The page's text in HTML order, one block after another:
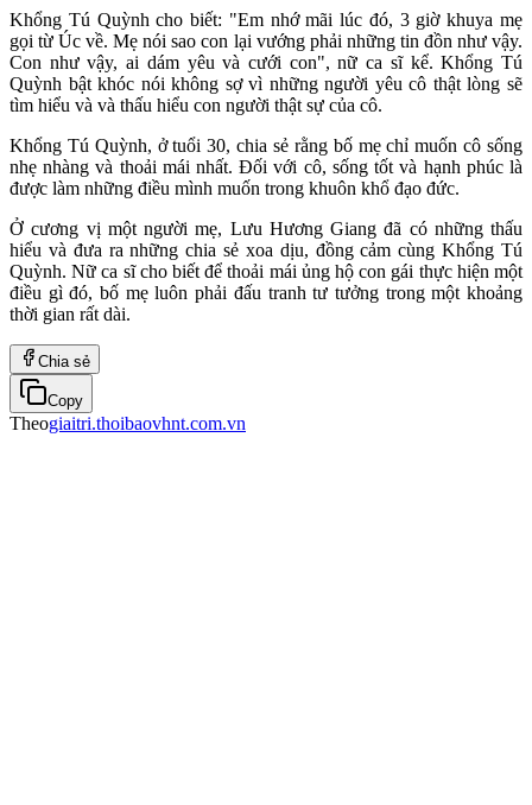
Khổng Tú Quỳnh cho biết: "Em nhớ mãi lúc đó, 3 giờ khuya mẹ
gọi từ Úc về. Mẹ nói sao con lại vướng phải những tin đồn như vậy.
Con như vậy, ai dám yêu và cưới con", nữ ca sĩ kể. Khổng Tú
Quỳnh bật khóc nói không sợ vì những người yêu cô thật lòng sẽ
tìm hiểu và và thấu hiểu con người thật sự của cô.
Khổng Tú Quỳnh, ở tuổi 30, chia sẻ rằng bố mẹ chỉ muốn cô sống
nhẹ nhàng và thoải mái nhất. Đối với cô, sống tốt và hạnh phúc là
được làm những điều mình muốn trong khuôn khổ đạo đức.
Ở cương vị một người mẹ, Lưu Hương Giang đã có những thấu
hiểu và đưa ra những chia sẻ xoa dịu, đồng cảm cùng Khổng Tú
Quỳnh. Nữ ca sĩ cho biết để thoải mái ủng hộ con gái thực hiện một
điều gì đó, bố mẹ luôn phải đấu tranh tư tưởng trong một khoảng
thời gian rất dài.
Chia sẻ
Copy
Theogiaitri.thoibaovhnt.com.vn